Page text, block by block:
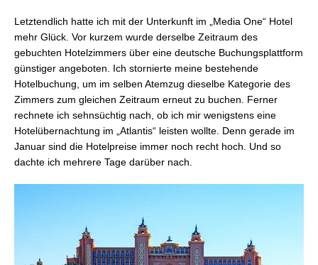
Letztendlich hatte ich mit der Unterkunft im „Media One“ Hotel
mehr Glück. Vor kurzem wurde derselbe Zeitraum des
gebuchten Hotelzimmers über eine deutsche Buchungsplattform
günstiger angeboten. Ich stornierte meine bestehende
Hotelbuchung, um im selben Atemzug dieselbe Kategorie des
Zimmers zum gleichen Zeitraum erneut zu buchen. Ferner
rechnete ich sehnsüchtig nach, ob ich mir wenigstens eine
Hotelübernachtung im „Atlantis“ leisten wollte. Denn gerade im
Januar sind die Hotelpreise immer noch recht hoch. Und so
dachte ich mehrere Tage darüber nach.